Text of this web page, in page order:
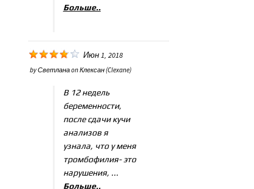
Больше..
Июн 1, 2018
byСветланаonКлексан (Clexane)
В 12 недель
беременности,
после сдачи кучи
анализов я
узнала, что у меня
тромбофилия- это
нарушения, ...
Больше..